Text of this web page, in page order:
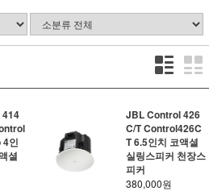
인
셜
JBL Control 426
C/T Control426C
T 6.5인치 코액셜
실링스피커 천장스
피커
380,000원